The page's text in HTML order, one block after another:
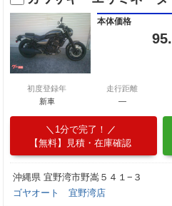
本体価格
初度登録年
新車
走行距離
—
1分で完了！
【無料】見積・在庫確認
沖縄県 宜野湾市野嵩５４１−３
ゴヤオート 宜野湾店